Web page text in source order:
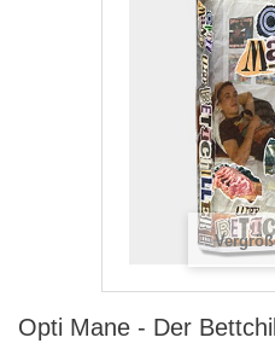
Opti Mane - Der